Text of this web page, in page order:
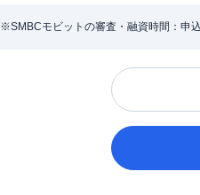
※SMBCモビットの審査・融資時間：申